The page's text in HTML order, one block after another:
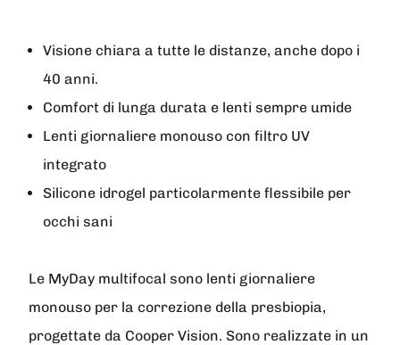
Visione chiara a tutte le distanze, anche dopo i
40 anni.
Comfort di lunga durata e lenti sempre umide
Lenti giornaliere monouso con filtro UV
integrato
Silicone idrogel particolarmente flessibile per
occhi sani
Le MyDay multifocal sono lenti giornaliere
monouso per la correzione della presbiopia,
progettate da Cooper Vision. Sono realizzate in un